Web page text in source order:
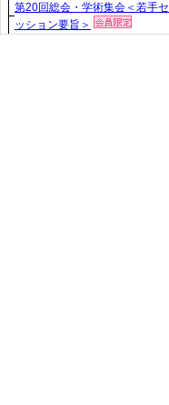
第20回総会・学術集会＜若手セ
ッション要旨＞